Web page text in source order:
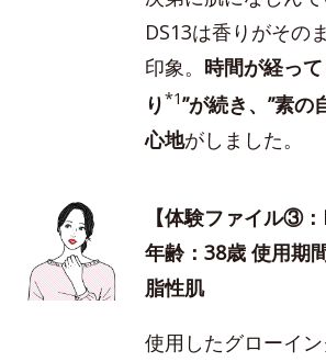
DS13は香りがその
印象。 時間が経っ
り*1”が続き、”素の
心地がしました。
【体験ファイル③：
年齢：38歳 使用期
脂性肌
使用したグローイ